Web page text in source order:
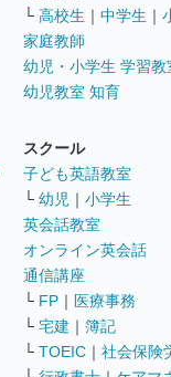
└ 高校生 ｜ 中学生 ｜
家庭教師
幼児・小学生 学習教
幼児教室 知育
スクール
子ども英語教室
└ 幼児 ｜ 小学生
英会話教室
オンライン英会話
通信講座
└ FP ｜ 医療事務
└ 宅建 ｜ 簿記
└ TOEIC ｜ 社会保険